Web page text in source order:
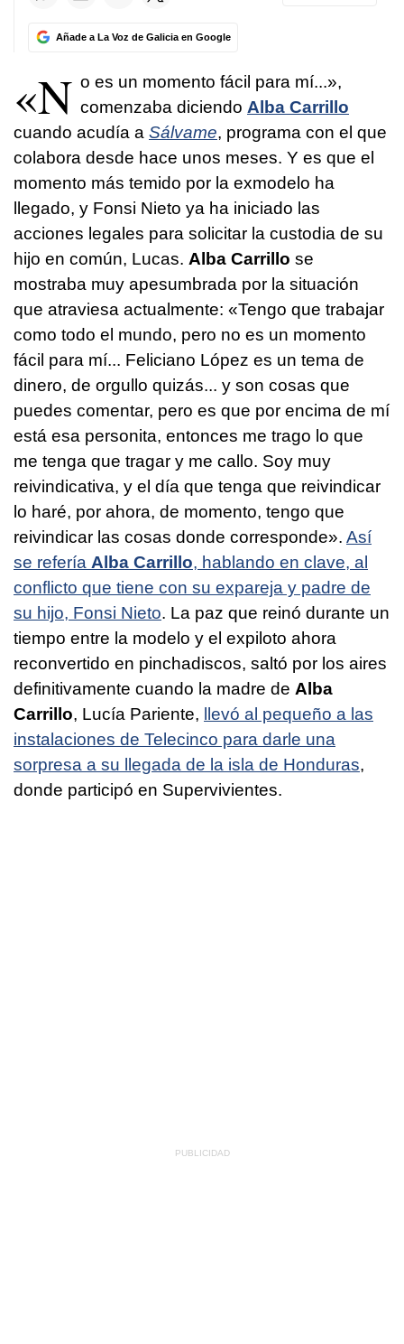
Añade a La Voz de Galicia en Google
«N o es un momento fácil para mí...»,
comenzaba diciendo Alba Carrillo
cuando acudía a Sálvame, programa con el que
colabora desde hace unos meses. Y es que el
momento más temido por la exmodelo ha
llegado, y Fonsi Nieto ya ha iniciado las
acciones legales para solicitar la custodia de su
hijo en común, Lucas. Alba Carrillo se
mostraba muy apesumbrada por la situación
que atraviesa actualmente: «Tengo que trabajar
como todo el mundo, pero no es un momento
fácil para mí... Feliciano López es un tema de
dinero, de orgullo quizás... y son cosas que
puedes comentar, pero es que por encima de mí
está esa personita, entonces me trago lo que
me tenga que tragar y me callo. Soy muy
reivindicativa, y el día que tenga que reivindicar
lo haré, por ahora, de momento, tengo que
reivindicar las cosas donde corresponde». Así
se refería Alba Carrillo, hablando en clave, al
conflicto que tiene con su expareja y padre de
su hijo, Fonsi Nieto. La paz que reinó durante un
tiempo entre la modelo y el expiloto ahora
reconvertido en pinchadiscos, saltó por los aires
definitivamente cuando la madre de Alba
Carrillo, Lucía Pariente, llevó al pequeño a las
instalaciones de Telecinco para darle una
sorpresa a su llegada de la isla de Honduras,
donde participó en Supervivientes.